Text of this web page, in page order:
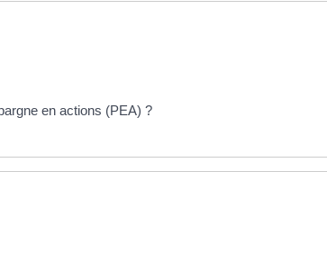
en actions (PEA) ?